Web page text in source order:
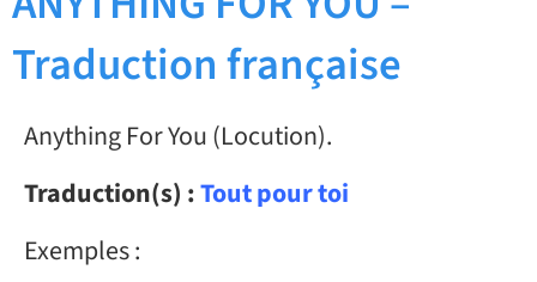
Traduction française
Anything For You (Locution).
Traduction(s) :Tout pour toi
Exemples :